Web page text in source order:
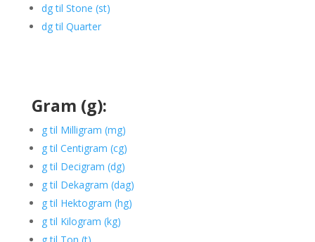
dg til Stone (st)
dg til Quarter
Gram (g):
g til Milligram (mg)
g til Centigram (cg)
g til Decigram (dg)
g til Dekagram (dag)
g til Hektogram (hg)
g til Kilogram (kg)